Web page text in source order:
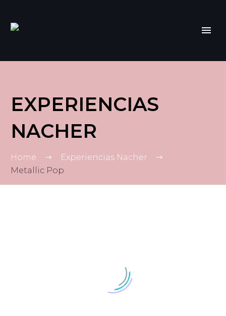
EXPERIENCIAS
NACHER
Home
Experiencias Nacher
Metallic Pop